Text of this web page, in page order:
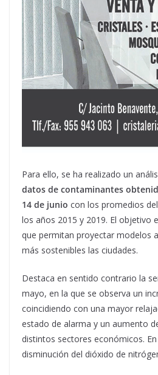
Para ello, se ha realizado un
datos de contaminantes
14 de junio con los promedios
los años 2015 y 2019. El objetivo
que permitan proyectar modelos
más sostenibles las ciudades.
Destaca en sentido contrario la
mayo, en la que se observa un
coincidiendo con una mayor
estado de alarma y un aumento
distintos sectores económicos.
disminución del dióxido de